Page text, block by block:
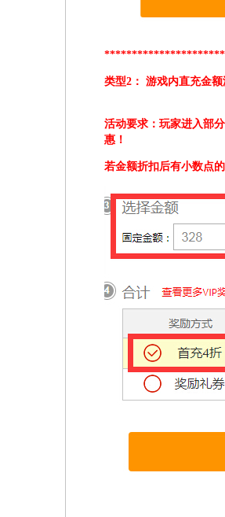
类型2： 游戏内直充金
活动要求：玩家进入部
惠 ！
若金额折扣后有小数点